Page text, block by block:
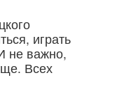
играть
не важно,
Всех